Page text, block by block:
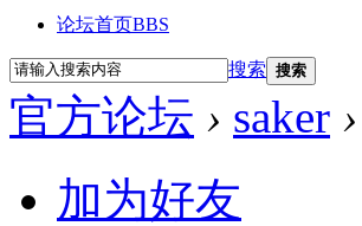
论坛首页BBS
搜索 搜索
官方论坛 › saker ›
加为好友